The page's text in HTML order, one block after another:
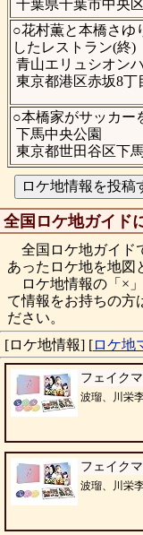
千葉県千葉市中央
○花村薫と本橋さゆ
したレストラン(終)
青山エリュシオン
東京都港区赤坂8丁
○本橋家がサッカー
下馬中央公園
東京都世田谷区下
全国ロケ地ガイド
全国ロケ地ガイド
あったロケ地を地図
ロケ地情報の「×
て情報をお持ちの方
ださい。
[ロケ地情報] [ロケ地
フェイク
波瑠、川栄
フェイク
波瑠、川栄